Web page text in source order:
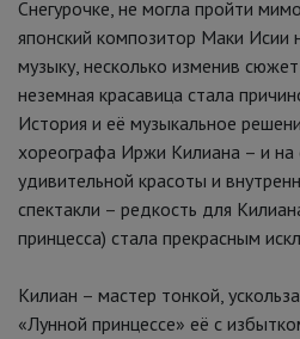
Снегурочке, не могла пройти
японский композитор Маки Исии
музыку, несколько изменив сюжет
неземная красавица стала
История и её музыкальное
хореографа Иржи Килиана – и на
удивительной красоты и
спектакли – редкость для
принцесса) стала прекрасным
Килиан – мастер тонкой,
«Лунной принцессе» её с